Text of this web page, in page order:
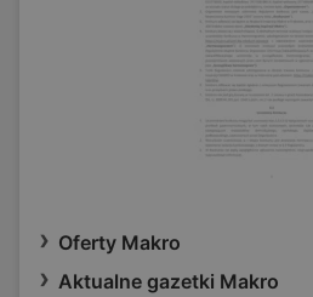
Oferty Makro
Aktualne gazetki Makro